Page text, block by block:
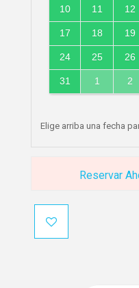
10 11 12
17 18 19
24 25 26
31 1 2
Elige arriba una fecha
Reservar